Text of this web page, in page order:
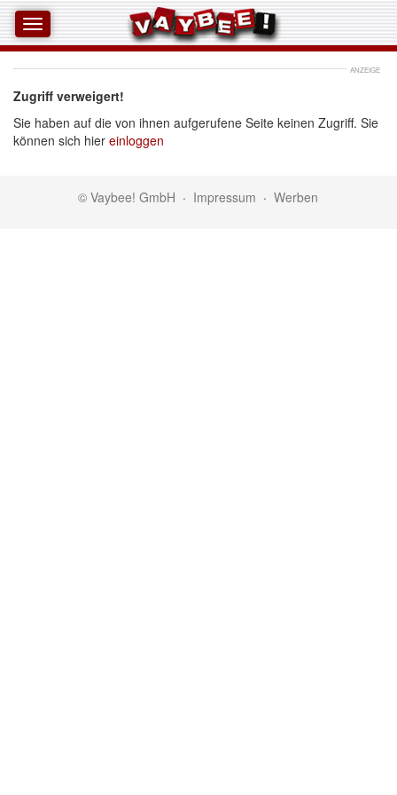
ANZEIGE
Zugriff verweigert!
Sie haben auf die von ihnen aufgerufene Seite keinen Zugriff. Sie
können sich hier einloggen
© Vaybee! GmbH · Impressum · Werben